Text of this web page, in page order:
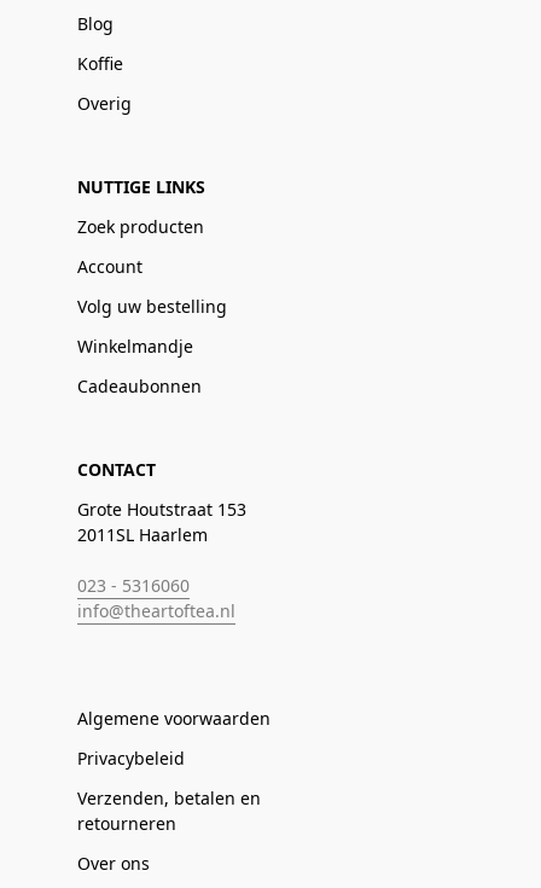
Blog
Koffie
Overig
NUTTIGE LINKS
Zoek producten
Account
Volg uw bestelling
Winkelmandje
Cadeaubonnen
CONTACT
Grote Houtstraat 153
2011SL Haarlem
023 - 5316060
info@theartoftea.nl
Algemene voorwaarden
Privacybeleid
Verzenden, betalen en
retourneren
Over ons